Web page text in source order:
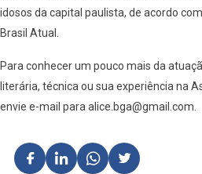
idosos da capital paulista, de acordo
Brasil Atual.
Para conhecer um pouco mais da
literária, técnica ou sua experiência na
envie e-mail para alice.bga@gmail.com.